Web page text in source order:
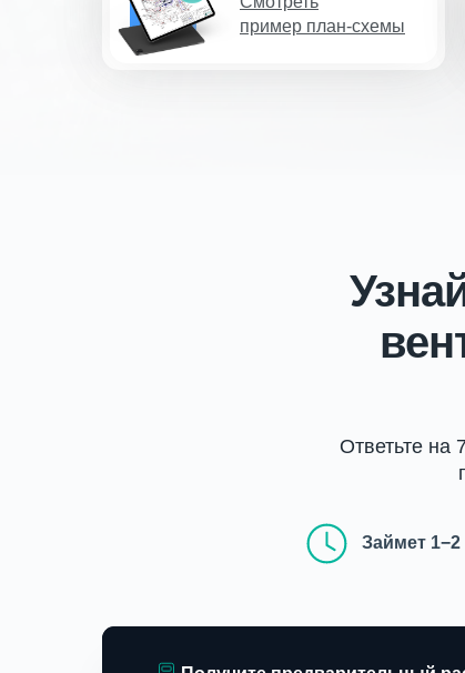
пример план-схемы
Ответьте на
Займет